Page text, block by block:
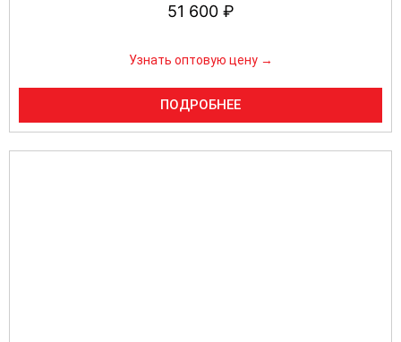
51 600 ₽
Узнать оптовую цену →
ПОДРОБНЕЕ